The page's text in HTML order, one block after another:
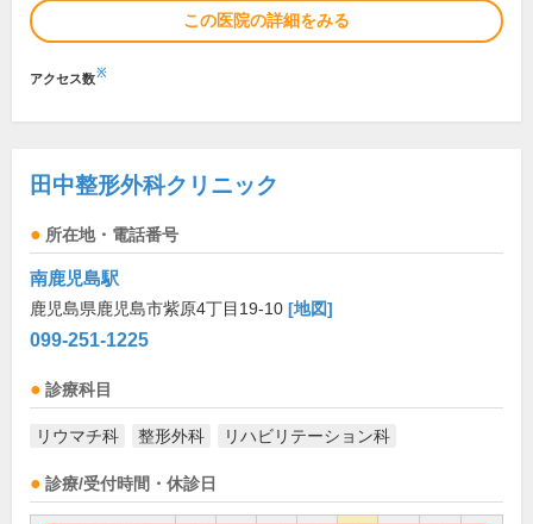
この医院の詳細をみる
アクセス数※
田中整形外科クリニック
所在地・電話番号
南鹿児島駅
鹿児島県鹿児島市紫原4丁目19-10 [地図]
099-251-1225
診療科目
リウマチ科 整形外科 リハビリテーション科
診療/受付時間・休診日